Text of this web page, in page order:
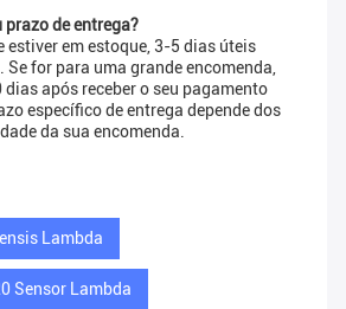
prazo de entrega?
estiver em estoque, 3-5 dias úteis
Se for para uma grande encomenda,
dias após receber o seu pagamento
específico de entrega depende dos
da sua encomenda.
Lambda
Sensor Lambda